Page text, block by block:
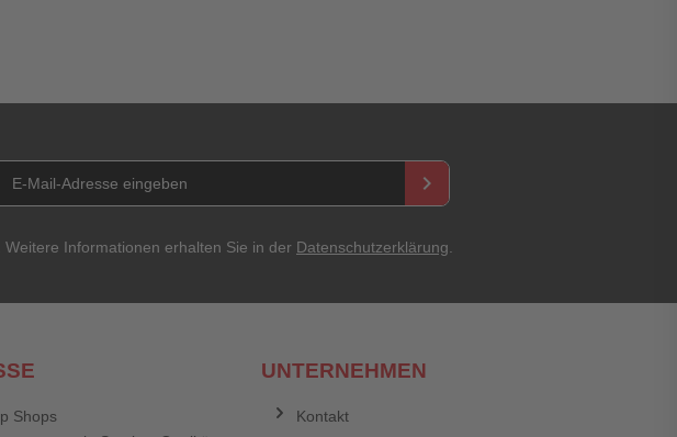
Bewertung abschicken
E-Mail Adresse keyboard_arrow_right
Informationen erhalten Sie in der Datenschutzerklärung
Shops
UNTERNEHMEN
Kontakt